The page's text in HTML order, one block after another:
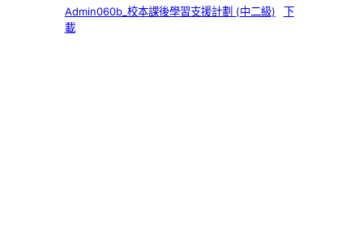
Admin060b_校本課後學習支援計劃 (中二級)
下
載